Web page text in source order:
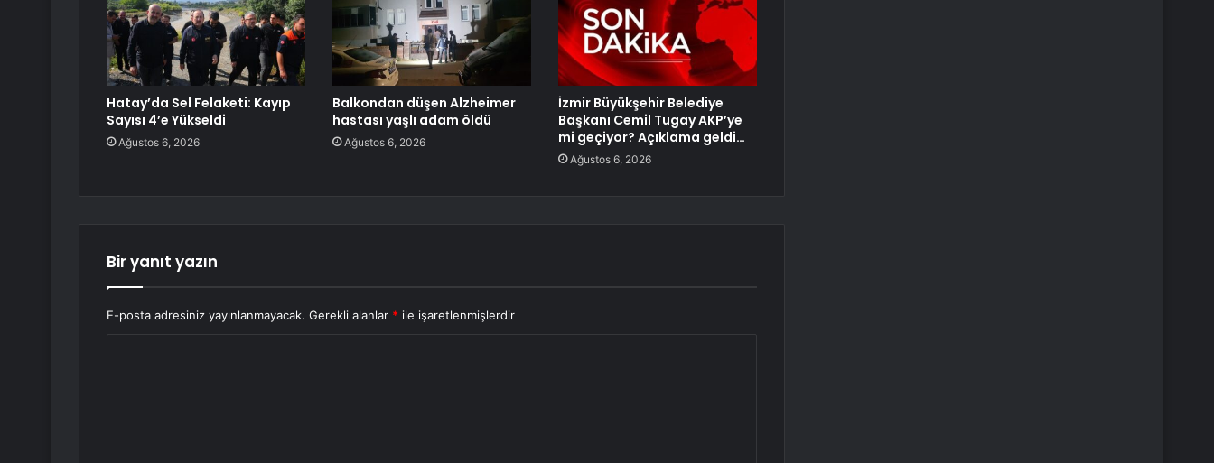
Hatay’da Sel Felaketi: Kayıp
Sayısı 4’e Yükseldi
Ağustos 6, 2026
Balkondan düşen Alzheimer
hastası yaşlı adam öldü
Ağustos 6, 2026
İzmir Büyükşehir Belediye
Başkanı Cemil Tugay AKP’ye
mi geçiyor? Açıklama geldi…
Ağustos 6, 2026
Bir yanıt yazın
E-posta adresiniz yayınlanmayacak. Gerekli alanlar * ile işaretlenmişlerdir